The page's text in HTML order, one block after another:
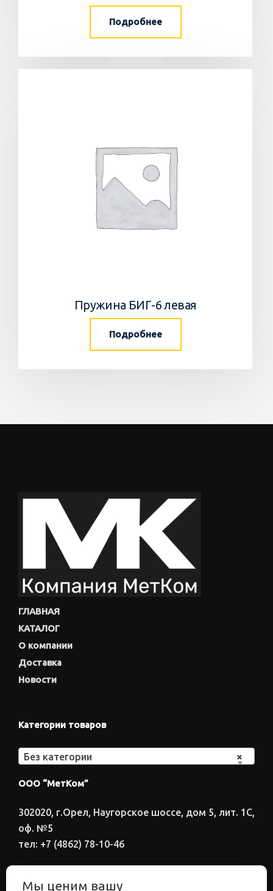
Подробнее
Пружина БИГ-6 левая
Подробнее
ГЛАВНАЯ
КАТАЛОГ
О компании
Доставка
Новости
Категории товаров
×
Без категории
ООО “МетКом”
302020, г.Орел, Наугорское шоссе, дом 5, лит. 1С,
оф. №5
тел: +7 (4862) 78-10-46
Мы ценим вашу